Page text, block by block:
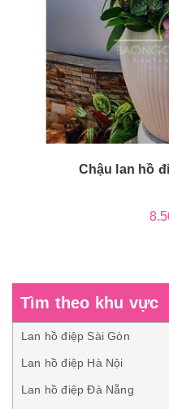
Chậu lan hồ
Tìm theo khu vực
Lan hồ điệp Sài Gòn
Lan hồ điệp Hà Nội
Lan hồ điệp Đà Nẵng